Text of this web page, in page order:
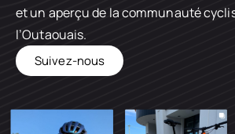
et un aperçu de la communauté
l’Outaouais.
Suivez-nous